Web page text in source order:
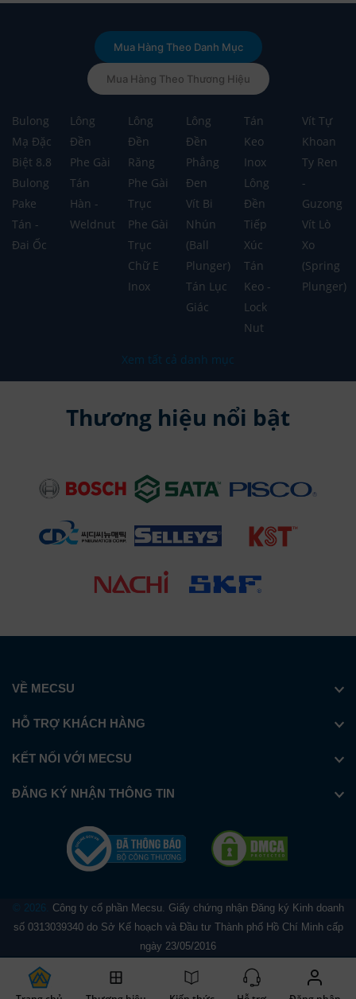
Mua Hàng Theo Danh Mục
Mua Hàng Theo Thương Hiệu
Bulong
Mạ Đặc
Biệt 8.8
Bulong
Pake
Tán -
Đai Ốc
Lông
Đền
Phe Gài
Tán
Hàn -
Weldnut
Lông
Đền
Răng
Phe Gài
Trục
Phe Gài
Trục
Chữ E
Inox
Lông
Đền
Phẳng
Đen
Vít Bi
Nhún
(Ball
Plunger)
Tán Lục
Giác
Tán
Keo
Inox
Lông
Đền
Tiếp
Xúc
Tán
Keo -
Lock
Nut
Vít Tự
Khoan
Ty Ren
-
Guzong
Vít Lò
Xo
(Spring
Plunger)
Xem tất cả danh mục
Thương hiệu nổi bật
VỀ MECSU
HỖ TRỢ KHÁCH HÀNG
KẾT NỐI VỚI MECSU
ĐĂNG KÝ NHẬN THÔNG TIN
© 2026.
Công ty cổ phần Mecsu. Giấy chứng nhận Đăng ký Kinh doanh
số 0313039340 do Sở Kế hoạch và Đầu tư Thành phố Hồ Chí Minh cấp
ngày 23/05/2016